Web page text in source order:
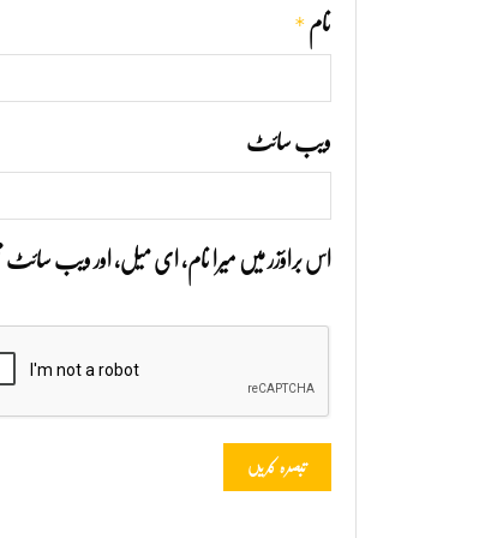
نام *
ویب‌ سائٹ
اس براؤزر میں میرا نام، ای میل، اور ویب سائٹ